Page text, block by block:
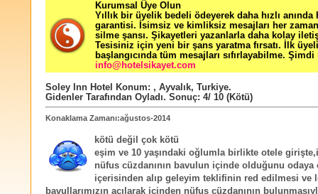
Kurumsal Üye Olun
Yıllık bir üyelik bedeli ödeyerek daha hızlı
garantisi. İsimsiz ve kimliksiz mesajları her zaman
silme şansı. Şikayetleri yazanlarla daha kolay
Tesisiniz için yeni bir şans yaratma fırsatı. İlk
başlangıcında tüm mesajları sıfırlayabilme. Şimdi
info@hotelsikayet.com
Soley Inn Hotel Konum: , Ayvalık, Turkiye.
Gidenler Tarafından Oyladı. Sonuç: 4/ 10 (Kötü)
Konaklama Zamanı:ağustos-2014
kötü değil çok kötü
eşim ve 10 yaşındaki oğlumla birlikte otele
nüfus cüzdanının bavulun içinde olduğunu odaya
içerisinden alıp geleyim teklifinin red edilmesi ve
bavullarımızın açılarak içinden nüfus cüzdanının